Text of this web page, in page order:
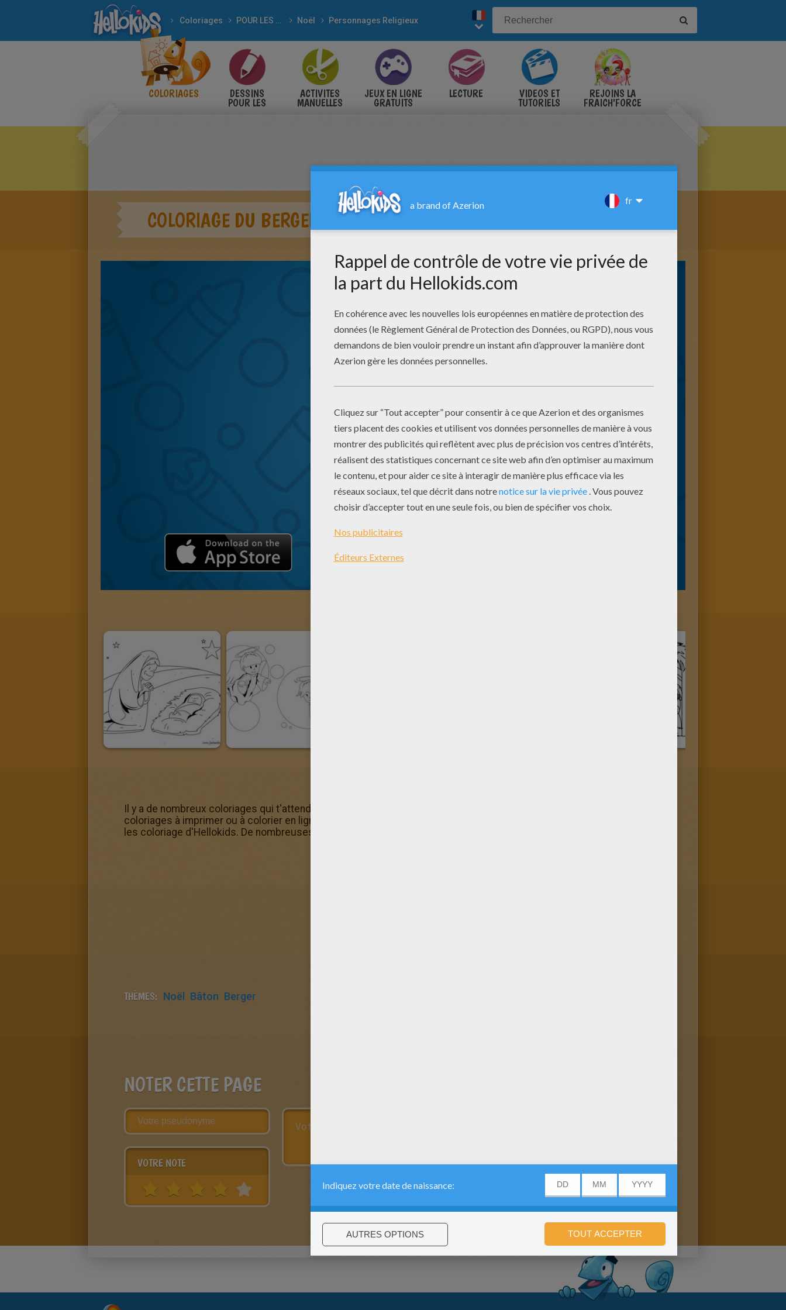
Coloriages POUR LES FÊTES Noël Personnages Religieux
COLORIAGES DESSINS
POUR LES
ACTIVITES
MANUELLES
JEUX EN LIGNE
GRATUITS
LECTURE VIDÉOS ET
TUTORIELS
REJOINS LA
FRAICH'FORCE
COLORIAGE DU BERGER ET SON BATON
Il y a de nombreux coloriages qui t'attendent dans la rubrique Coloriages de personnages religieux. Bien sûr, tous ces
coloriages à imprimer ou à colorier en ligne sont gratuits Retrouve d'autres Coloriages de personnages religieux dans
les coloriage d'Hellokids. De nombreuses rubrique coloriages sont disponibles.
THÈMES: Noël Bâton Berger
NOTER CETTE PAGE
VOTRE NOTE